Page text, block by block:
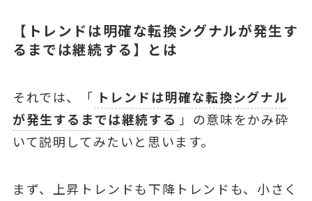
【トレンドは明確な転換シグナルが発⽣す
るまでは継続する】とは
それでは、「 トレンドは明確な転換シグナル
が発⽣するまでは継続する 」の意味をかみ砕
いて説明してみたいと思います。
まず、上昇トレンドも下降トレンドも、⼩さく